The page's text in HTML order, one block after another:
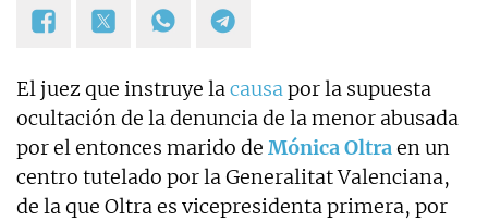
El juez que instruye lacausapor la supuesta
ocultación de la denuncia de la menor abusada
por el entonces marido de Mónica Oltraen un
centro tutelado por la Generalitat Valenciana,
de la que Oltra es vicepresidenta primera, por